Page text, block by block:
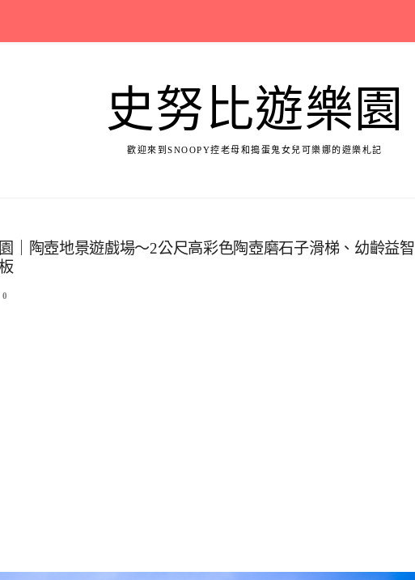
史努比遊樂園
歡迎來到SNOOPY控老母和搗蛋鬼女兒可樂娜的遊樂札記
｜陶壺地景遊戲場～2公尺高彩色陶壺磨石子滑梯、幼齡益智
0